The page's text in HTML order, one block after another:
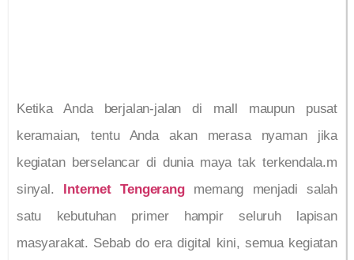
Ketika Anda berjalan-jalan di mall maupun pusat
keramaian, tentu Anda akan merasa nyaman jika
kegiatan berselancar di dunia maya tak terkendala.m
sinyal.
Internet Tengerangmemang menjadi salah
satu kebutuhan primer hampir seluruh lapisan
masyarakat. Sebab do era digital kini, semua kegiatan